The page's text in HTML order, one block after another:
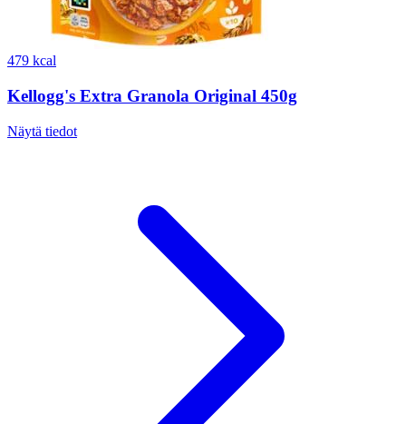
479 kcal
Kellogg's Extra Granola Original 450g
Näytä tiedot